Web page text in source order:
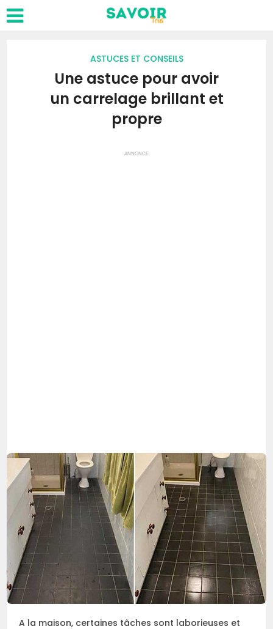
ASTUCES ET CONSEILS
Une astuce pour avoir
un carrelage brillant et
propre
ANNONCE
A la maison, certaines tâches sont laborieuses et